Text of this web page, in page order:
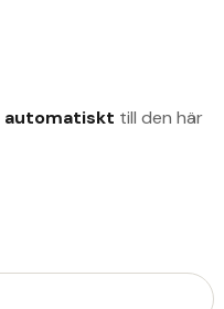
automatiskt till den här